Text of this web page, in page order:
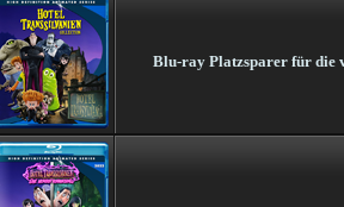
Blu-ray Platzsparer für die